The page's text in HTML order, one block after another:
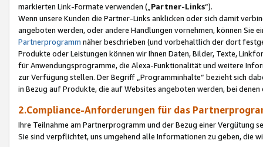
markierten Link-Formate verwenden („ Partner-Links“).
Wenn unsere Kunden die Partner-Links anklicken oder sich damit
angeboten werden, oder andere Handlungen vornehmen, können Sie
Partnerprogramm näher beschrieben (und vorbehaltlich der dort
Produkte oder Leistungen können wir Ihnen Daten, Bilder, Texte,
für Anwendungsprogramme, die Alexa-Funktionalität und weitere
zur Verfügung stellen. Der Begriff „Programminhalte“ bezieht sich
in Bezug auf Produkte, die auf Websites angeboten werden, bei
2.Compliance-Anforderungen für das
Ihre Teilnahme am Partnerprogramm und der Bezug einer Vergütung
Sie sind verpflichtet, uns umgehend alle Informationen zu geben, die